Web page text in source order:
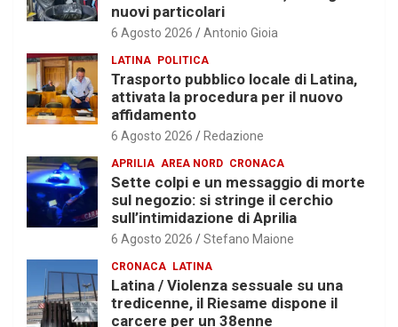
nuovi particolari
6 Agosto 2026 Antonio Gioia
LATINA POLITICA
Trasporto pubblico locale di Latina,
attivata la procedura per il nuovo
affidamento
6 Agosto 2026 Redazione
APRILIA AREA NORD CRONACA
Sette colpi e un messaggio di morte
sul negozio: si stringe il cerchio
sull’intimidazione di Aprilia
6 Agosto 2026 Stefano Maione
CRONACA LATINA
Latina / Violenza sessuale su una
tredicenne, il Riesame dispone il
carcere per un 38enne